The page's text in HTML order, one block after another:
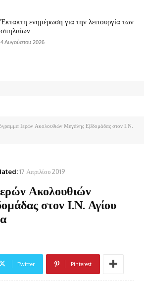
Έκτακτη ενημέρωση για την λειτουργία των
σπηλαίων
4 Αυγούστου 2026